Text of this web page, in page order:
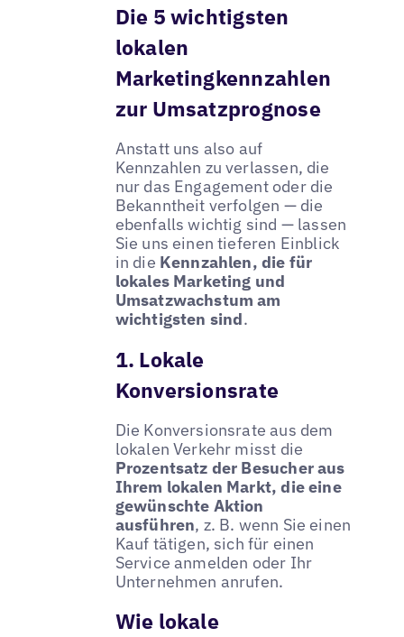
Die 5 wichtigsten
lokalen
Marketingkennzahlen
zur Umsatzprognose
Anstatt uns also auf
Kennzahlen zu verlassen, die
nur das Engagement oder die
Bekanntheit verfolgen — die
ebenfalls wichtig sind — lassen
Sie uns einen tieferen Einblick
in die Kennzahlen, die für
lokales Marketing und
Umsatzwachstum am
wichtigsten sind.
1. Lokale
Konversionsrate
Die Konversionsrate aus dem
lokalen Verkehr misst die
Prozentsatz der Besucher aus
Ihrem lokalen Markt, die eine
gewünschte Aktion
ausführen, z. B. wenn Sie einen
Kauf tätigen, sich für einen
Service anmelden oder Ihr
Unternehmen anrufen.
Wie lokale